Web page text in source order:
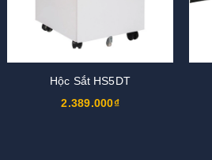
Hộc Sắt HS5DT
2.389.000₫